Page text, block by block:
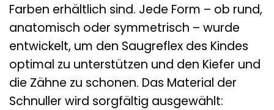
Farben erhältlich sind. Jede Form – ob rund,
anatomisch oder symmetrisch – wurde
entwickelt, um den Saugreflex des Kindes
optimal zu unterstützen und den Kiefer und
die Zähne zu schonen. Das Material der
Schnuller wird sorgfältig ausgewählt: